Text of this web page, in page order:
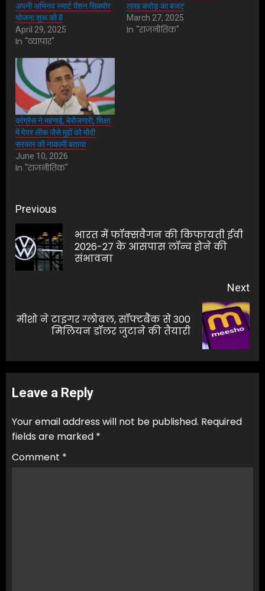
अपनी अभिनव स्मार्ट पेंशन सिक्योर
योजना शुरू की है
April 29, 2025
In "व्यापार"
लाख करोड़ का बजट
March 27, 2025
In "राजनीतिक"
कांग्रेस ने महंगाई, बेरोजगारी, शिक्षा
में पेपर लीक जैसे मुद्दों को मोदी
सरकार की नाकामी बताया
June 10, 2026
In "राजनीतिक"
Post
navigation
Previous
भारत में फॉक्सवैगन की किफायती ईवी
2026-27 के आसपास लॉन्च होने की
संभावना
Next
Next
मीशो ने टाइगर ग्लोबल, सॉफ्टबैंक से 300
मिलियन डॉलर जुटाने की तैयारी
Leave a Reply
Your email address will not be published. Required
fields are marked *
Comment *